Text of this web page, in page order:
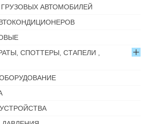
АВТОМОБИЛЕЙ
СПОТТЕРЫ, СТАПЕЛИ ,